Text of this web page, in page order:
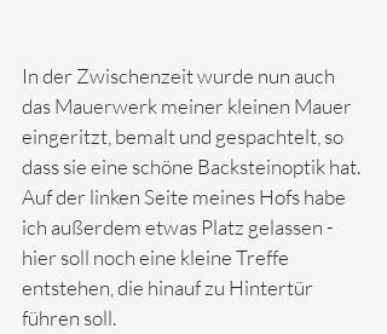
In der Zwischenzeit wurde nun auch
das Mauerwerk meiner kleinen Mauer
eingeritzt, bemalt und gespachtelt, so
dass sie eine schöne Backsteinoptik hat.
Auf der linken Seite meines Hofs habe
ich außerdem etwas Platz gelassen -
hier soll noch eine kleine Treffe
entstehen, die hinauf zu Hintertür
führen soll.